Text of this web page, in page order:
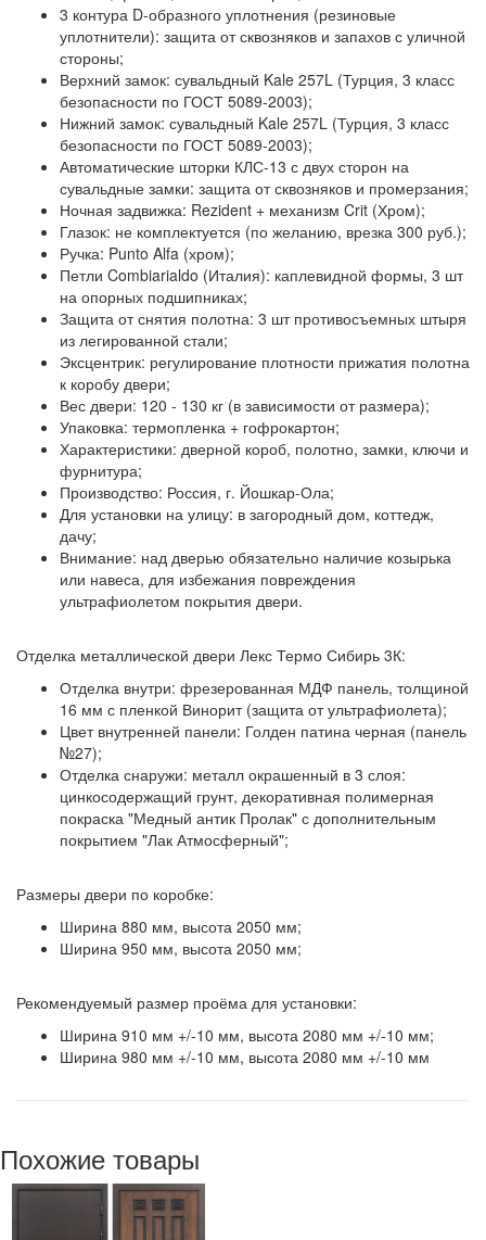
3 контура D-образного уплотнения (резиновые
уплотнители): защита от сквозняков и запахов с уличной
стороны;
Верхний замок: сувальдный Kale 257L (Турция, 3 класс
безопасности по ГОСТ 5089-2003);
Нижний замок: сувальдный Kale 257L (Турция, 3 класс
безопасности по ГОСТ 5089-2003);
Автоматические шторки КЛС-13 с двух сторон на
сувальдные замки: защита от сквозняков и промерзания;
Ночная задвижка: Rezident + механизм Crit (Хром);
Глазок: не комплектуется (по желанию, врезка 300 руб.);
Ручка: Punto Alfa (хром);
Петли Combiarialdo (Италия): каплевидной формы, 3 шт
на опорных подшипниках;
Защита от снятия полотна: 3 шт противосъемных штыря
из легированной стали;
Эксцентрик: регулирование плотности прижатия полотна
к коробу двери;
Вес двери: 120 - 130 кг (в зависимости от размера);
Упаковка: термопленка + гофрокартон;
Характеристики: дверной короб, полотно, замки, ключи и
фурнитура;
Производство: Россия, г. Йошкар-Ола;
Для установки на улицу: в загородный дом, коттедж,
дачу;
Внимание: над дверью обязательно наличие козырька
или навеса, для избежания повреждения
ультрафиолетом покрытия двери.
Отделка металлической двери Лекс Термо Сибирь 3К:
Отделка внутри: фрезерованная МДФ панель, толщиной
16 мм с пленкой Винорит (защита от ультрафиолета);
Цвет внутренней панели: Голден патина черная (панель
№27);
Отделка снаружи: металл окрашенный в 3 слоя:
цинкосодержащий грунт, декоративная полимерная
покраска "Медный антик Пролак" с дополнительным
покрытием "Лак Атмосферный";
Размеры двери по коробке:
Ширина 880 мм, высота 2050 мм;
Ширина 950 мм, высота 2050 мм;
Рекомендуемый размер проёма для установки:
Ширина 910 мм +/-10 мм, высота 2080 мм +/-10 мм;
Ширина 980 мм +/-10 мм, высота 2080 мм +/-10 мм
Похожие товары